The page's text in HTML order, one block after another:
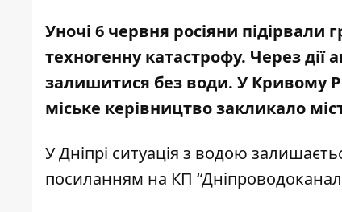
Уночі 6 червня росіяни
техногенну катастрофу. Через дії
залишитися без води. У Кривому
міське керівництво закликало
У Дніпрі ситуація з водою
посиланням на КП